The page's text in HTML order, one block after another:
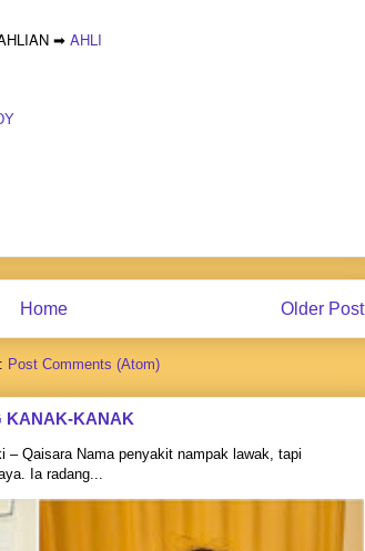
➡ AHLI
Older Post
Home
Post Comments (Atom)
KANAK-KANAK
Qaisara Nama penyakit nampak lawak, tapi
Ia radang...